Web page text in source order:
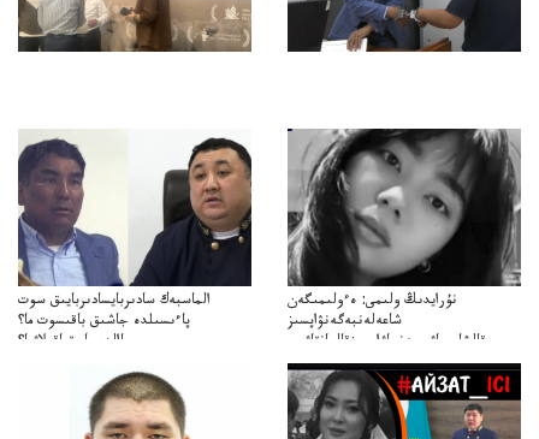
الماسبەك سادىربايسادىربايىق سوت
پاءىسىلدە جاشىق باقىسوت ما؟
پاالدەجابىقباقىلاۋما؟
نۇرايدىڭ ولىمى: ەءولىمىگەن
شاعەلەنبەگەنۋاپسىز
قالشاعىماۋىپمەنجاۋاپسىزقالعانقاۋىپ